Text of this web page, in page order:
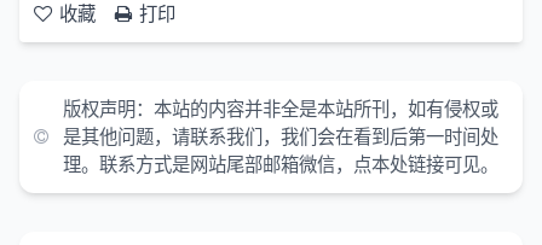
收藏 打印
版权声明： 本站的内容并非全是本站所刊，如有侵权或
是其他问题，请联系我们，我们会在看到后第一时间处
理。联系方式是网站尾部邮箱微信，点本处链接可见。